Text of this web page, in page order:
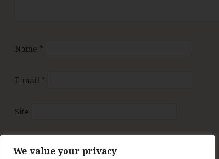
We value your privacy
Nome *
E-mail *
Site